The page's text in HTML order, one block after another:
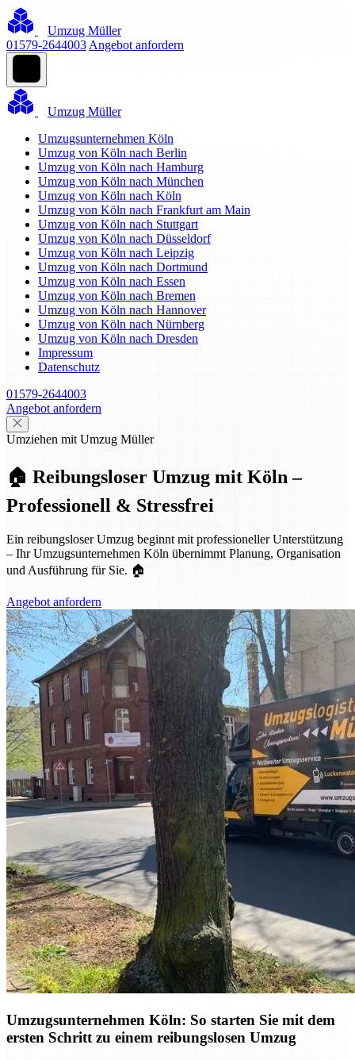
Umzug Müller
01579-2644003 Angebot anfordern
Umzug Müller
Umzugsunternehmen Köln
Umzug von Köln nach Berlin
Umzug von Köln nach Hamburg
Umzug von Köln nach München
Umzug von Köln nach Köln
Umzug von Köln nach Frankfurt am Main
Umzug von Köln nach Stuttgart
Umzug von Köln nach Düsseldorf
Umzug von Köln nach Leipzig
Umzug von Köln nach Dortmund
Umzug von Köln nach Essen
Umzug von Köln nach Bremen
Umzug von Köln nach Hannover
Umzug von Köln nach Nürnberg
Umzug von Köln nach Dresden
Impressum
Datenschutz
01579-2644003
Angebot anfordern
Umziehen mit Umzug Müller
🏠 Reibungsloser Umzug mit Köln –
Professionell & Stressfrei
Ein reibungsloser Umzug beginnt mit professioneller Unterstützung
– Ihr Umzugsunternehmen Köln übernimmt Planung, Organisation
und Ausführung für Sie. 🏠
Angebot anfordern
Umzugsunternehmen Köln: So starten Sie mit dem
ersten Schritt zu einem reibungslosen Umzug